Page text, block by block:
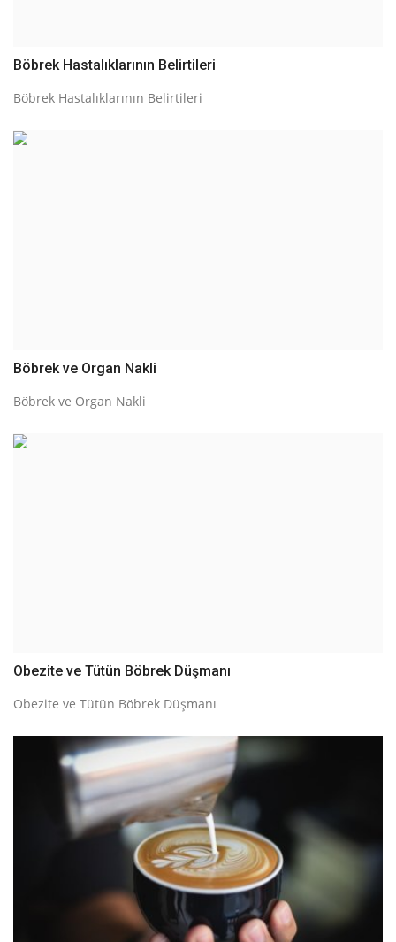
Böbrek Hastalıklarının Belirtileri
Böbrek Hastalıklarının Belirtileri
Böbrek ve Organ Nakli
Böbrek ve Organ Nakli
Obezite ve Tütün Böbrek Düşmanı
Obezite ve Tütün Böbrek Düşmanı